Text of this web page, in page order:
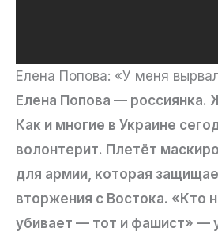
Елена Попова: «У меня
Елена Попова — россиянка.
Как и многие в Украине
волонтерит. Плетёт
для армии, которая
вторжения с Востока. «Кто
убивает — тот и фашист» —